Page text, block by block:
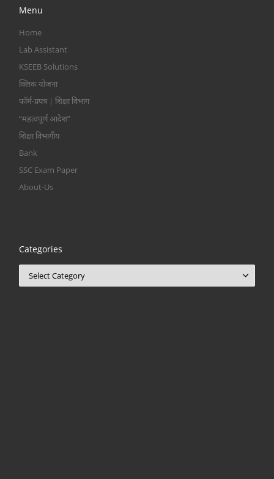
Menu
Home
Lab Assistant
KSEEB Solutions
क्लिक योजना
फॉर्म-प्रपत्र | शिक्षा विभाग
“महत्वपूर्ण आदेश”
शिक्षा विभागीय
Bank
SSC Exam Paper
About-Us
Categories